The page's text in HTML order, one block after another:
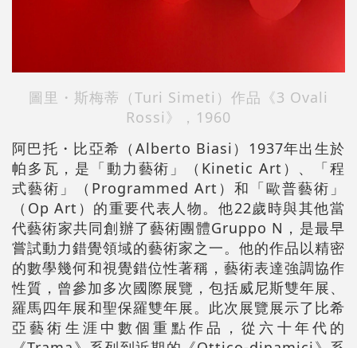
圖里・斯梅蒂（Turi Simeti）作品《3 Ovali
Rossi》，1960
阿巴托・比亞希（Alberto Biasi）1937年出生於
帕多瓦，是「動力藝術」（Kinetic Art）、「程
式藝術」（Programmed Art）和「歐普藝術」
（Op Art）的重要代表人物。他22歲時與其他當
代藝術家共同創辦了藝術團體Gruppo N，是最早
嘗試動力錯覺領域的藝術家之一。他的作品以精密
的數學幾何和視覺錯位性著稱，藝術表達強調協作
性質，曾參加多次國際展覽，包括威尼斯雙年展、
羅馬四年展和聖保羅雙年展。此次展覽展示了比希
亞藝術生涯中數個重點作品，從六十年代的